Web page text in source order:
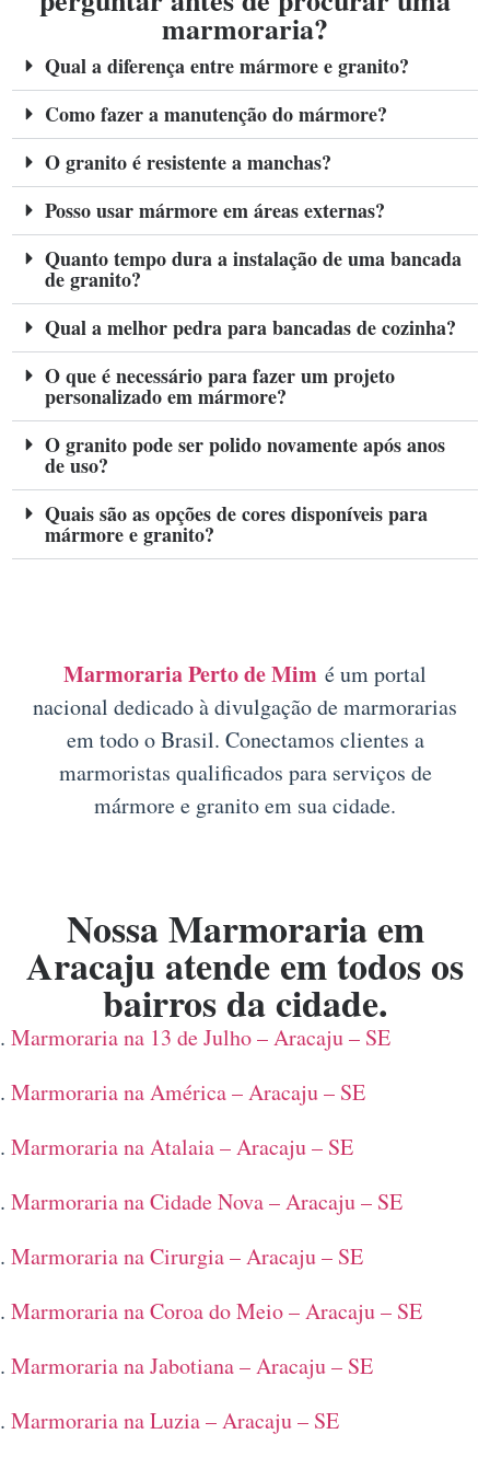
marmoraria?
Qual a diferença entre mármore e granito?
Como fazer a manutenção do mármore?
O granito é resistente a manchas?
Posso usar mármore em áreas externas?
Quanto tempo dura a instalação de uma bancada
de granito?
Qual a melhor pedra para bancadas de cozinha?
O que é necessário para fazer um projeto
personalizado em mármore?
O granito pode ser polido novamente após anos
de uso?
Quais são as opções de cores disponíveis para
mármore e granito?
Marmoraria Perto de Mim é um portal
nacional dedicado à divulgação de marmorarias
em todo o Brasil. Conectamos clientes a
marmoristas qualificados para serviços de
mármore e granito em sua cidade.
NossaMarmoraria em
Aracajuatende em todos os
bairros da cidade.
Marmoraria na 13 de Julho – Aracaju – SE
Marmoraria na América – Aracaju – SE
Marmoraria na Atalaia – Aracaju – SE
Marmoraria na Cidade Nova – Aracaju – SE
Marmoraria na Cirurgia – Aracaju – SE
Marmoraria na Coroa do Meio – Aracaju – SE
Marmoraria na Jabotiana – Aracaju – SE
Marmoraria na Luzia – Aracaju – SE